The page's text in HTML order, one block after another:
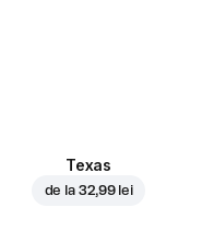
Texas
de la 32,99 lei